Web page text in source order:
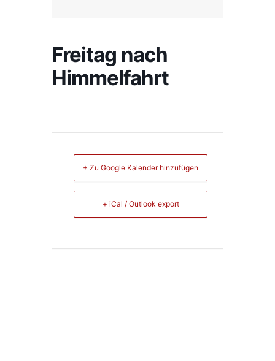
Freitag nach
Himmelfahrt
+ Zu Google Kalender hinzufügen
+ iCal / Outlook export